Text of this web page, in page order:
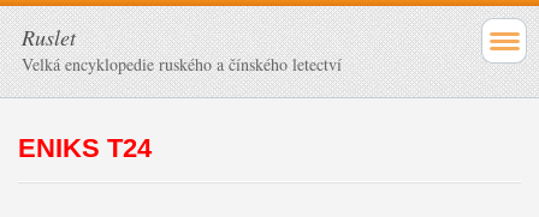
Ruslet
Velká encyklopedie ruského a čínského letectví
ENIKS T24